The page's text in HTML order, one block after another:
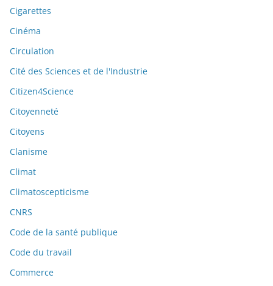
Cigarettes
Cinéma
Circulation
Cité des Sciences et de l'Industrie
Citizen4Science
Citoyenneté
Citoyens
Clanisme
Climat
Climatoscepticisme
CNRS
Code de la santé publique
Code du travail
Commerce